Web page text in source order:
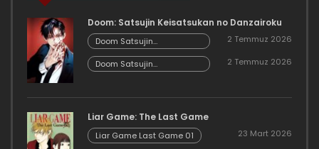
Doom: Satsujin Keisatsukan no Danzairoku
Doom Satsujin
Keisatsukan no
Danzairoku 06.02
2 Temmuz 2026
Doom Satsujin
Keisatsukan no
2 Temmuz 2026
Liar Game: The Last Game
Liar Game Last Game 01 23 Mart 2026